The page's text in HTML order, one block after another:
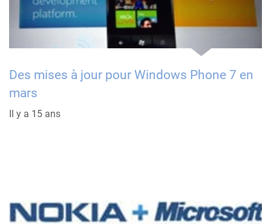
Des mises à jour pour Windows Phone 7 en
mars
Il y a 15 ans